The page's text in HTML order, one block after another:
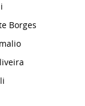
Borges